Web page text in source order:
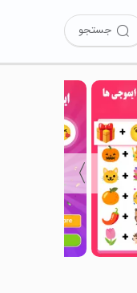
جستجو
〉